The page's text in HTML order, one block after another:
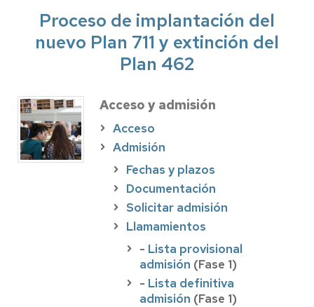
Proceso de implantación del
nuevo Plan 711 y extinción del
Plan 462
Acceso y admisión
Acceso
Admisión
Fechas y plazos
Documentación
Solicitar admisión
Llamamientos
- Lista provisional
admisión (Fase 1)
- Lista definitiva
admisión (Fase 1)